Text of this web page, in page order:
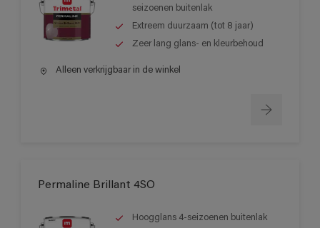
seizoenen buitenlak
Extreem duurzaam (tot 8 jaar)
Zeer lang glans- en kleurbehoud
Alleen verkrijgbaar in de winkel
Permaline Brillant 4SO
Hoogglans 4-seizoenen buitenlak